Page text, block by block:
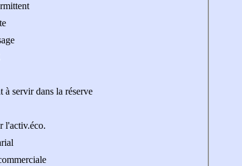
à servir dans la réserve
l'activ.éco.